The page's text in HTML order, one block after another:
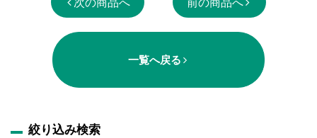
一覧へ戻る
絞り込み検索